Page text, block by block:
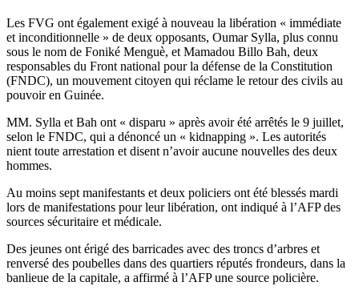
Les FVG ont également exigé à nouveau la libération « immédiate
et inconditionnelle » de deux opposants, Oumar Sylla, plus connu
sous le nom de Foniké Menguè, et Mamadou Billo Bah, deux
responsables du Front national pour la défense de la Constitution
(FNDC), un mouvement citoyen qui réclame le retour des civils au
pouvoir en Guinée.
MM. Sylla et Bah ont « disparu » après avoir été arrêtés le 9 juillet,
selon le FNDC, qui a dénoncé un « kidnapping ». Les autorités
nient toute arrestation et disent n’avoir aucune nouvelles des deux
hommes.
Au moins sept manifestants et deux policiers ont été blessés mardi
lors de manifestations pour leur libération, ont indiqué à l’AFP des
sources sécuritaire et médicale.
Des jeunes ont érigé des barricades avec des troncs d’arbres et
renversé des poubelles dans des quartiers réputés frondeurs, dans la
banlieue de la capitale, a affirmé à l’AFP une source policière.